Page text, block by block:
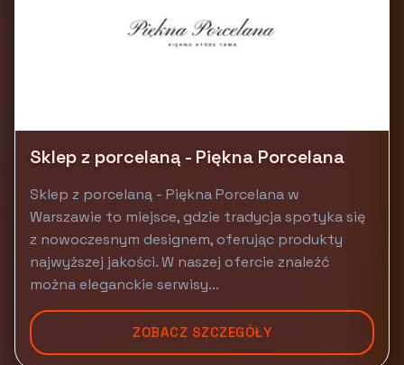
Sklep z porcelaną - Piękna Porcelana
Sklep z porcelaną - Piękna Porcelana w
Warszawie to miejsce, gdzie tradycja spotyka się
z nowoczesnym designem, oferując produkty
najwyższej jakości. W naszej ofercie znaleźć
można eleganckie serwisy...
ZOBACZ SZCZEGÓŁY